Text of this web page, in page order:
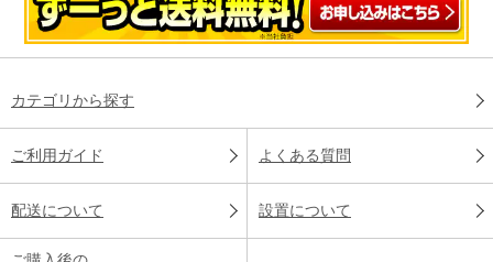
カテゴリから探す
ご利用ガイド よくある質問
配送について 設置について